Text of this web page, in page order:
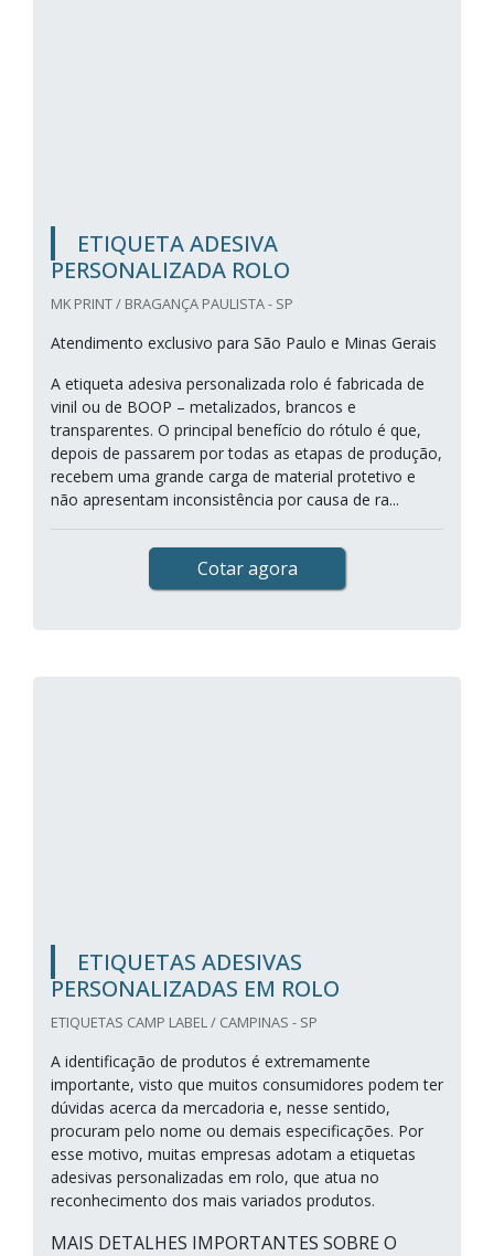
ETIQUETA ADESIVA
PERSONALIZADA ROLO
MK PRINT / BRAGANÇA PAULISTA - SP
Atendimento exclusivo para São Paulo e Minas Gerais
A etiqueta adesiva personalizada rolo é fabricada de
vinil ou de BOOP – metalizados, brancos e
transparentes. O principal benefício do rótulo é que,
depois de passarem por todas as etapas de produção,
recebem uma grande carga de material protetivo e
não apresentam inconsistência por causa de ra...
Cotar agora
ETIQUETAS ADESIVAS
PERSONALIZADAS EM ROLO
ETIQUETAS CAMP LABEL / CAMPINAS - SP
A identificação de produtos é extremamente
importante, visto que muitos consumidores podem ter
dúvidas acerca da mercadoria e, nesse sentido,
procuram pelo nome ou demais especificações. Por
esse motivo, muitas empresas adotam a etiquetas
adesivas personalizadas em rolo, que atua no
reconhecimento dos mais variados produtos.
MAIS DETALHES IMPORTANTES SOBRE O